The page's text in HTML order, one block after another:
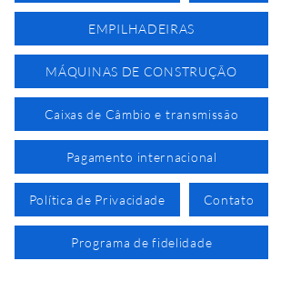
EMPILHADEIRAS
MÁQUINAS DE CONSTRUÇÃO
Caixas de Câmbio e transmissão
Pagamento internacional
Política de Privacidade Contato
Programa de fidelidade